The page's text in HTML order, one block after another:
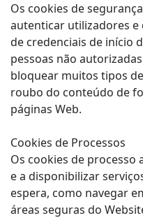
Os cookies de
autenticar utilizadores
de credenciais de início
pessoas não
bloquear muitos tipos
roubo do conteúdo de
páginas Web.
Cookies de Processos
Os cookies de processo
e a disponibilizar
espera, como navegar
áreas seguras do